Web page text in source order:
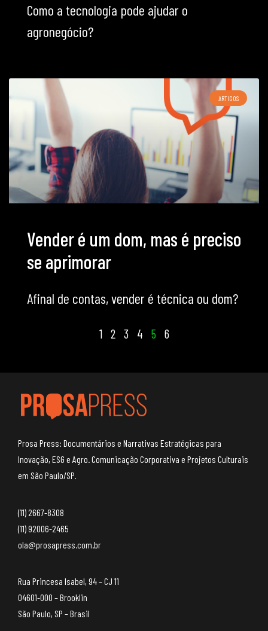
Como a tecnologia pode ajudar o
agronegócio?
ARTIGOS
Vender é um dom, mas é preciso
se aprimorar
Afinal de contas, vender é técnica ou dom?
1 2 3 4 5 6
Prosa Press: Documentários e Narrativas Estratégicas para
Inovação, ESG e Agro. Comunicação Corporativa e Projetos Culturais
em São Paulo/SP.
(11) 2667-8308
(11) 92006-2465
ola@prosapress.com.br
Rua Princesa Isabel, 94 – CJ 11
04601-000 – Brooklin
São Paulo, SP – Brasil